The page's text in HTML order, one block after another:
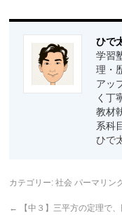
ひで
学習
理・
アッ
く丁
教材
系科
ひで
カテゴリー:社会 パーマリン
←
【中３】三平方の定理で、